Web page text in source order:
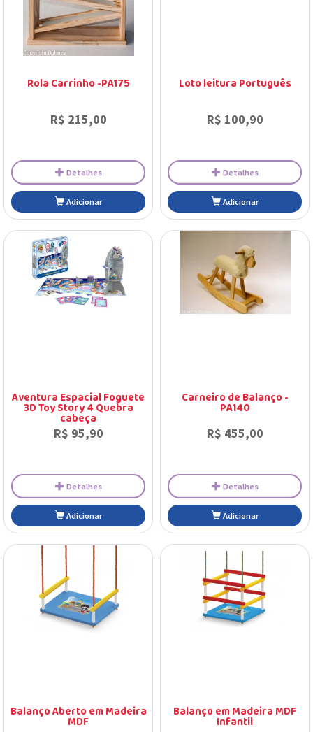
Adicionar
Rola Carrinho -PA175
R$ 215,00
Loto leitura Português
R$ 100,90
Aventura Espacial Foguete
3D Toy Story 4 Quebra
cabeça
R$ 95,90
Adicionar
Carneiro de Balanço -
PA140
R$ 455,00
Adicionar
Balanço Aberto em Madeira
MDF Balanço em Madeira MDF
Infantil